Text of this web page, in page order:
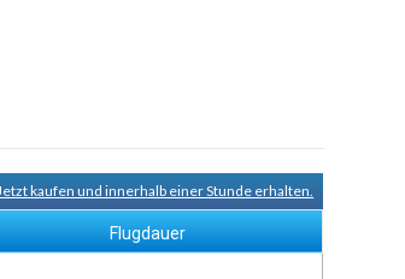
kaufen und innerhalb einer Stunde erhalten.
Flugdauer